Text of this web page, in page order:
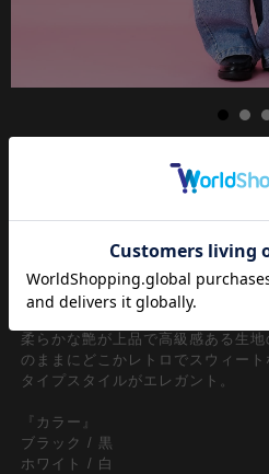
王道トラッド、プレッピースタイ
シーン、ビジネスシーンはもちろ
あえての太めなサイズ感が◎。コー
チギミックで簡単に着脱できる調
もメンズ、レディース選ばずユニ
柔らかな艶が上品で高級感ある生
のままにどこかレトロでスウィー
タイプスタイルがエレガント。
『カラー』
ブラック / 黒
ホワイト / 白